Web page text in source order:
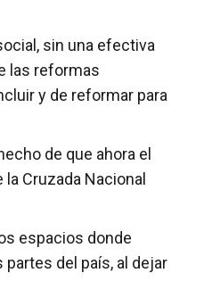
sin una efectiva
las reformas
y de reformar para
de que ahora el
Cruzada Nacional
espacios donde
del país, al dejar